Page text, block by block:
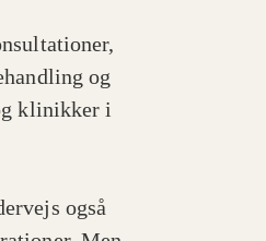
og
klinikker i
også